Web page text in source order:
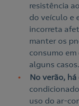
resistência
do veículo e
incorreta
manter os
consumo em
alguns casos.
No verão,
uso do ar-